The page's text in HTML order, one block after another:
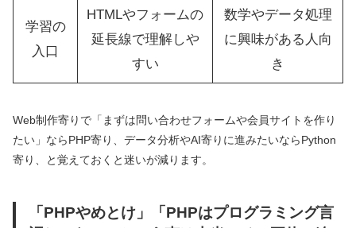
学習の
入口
HTMLやフォームの
延長線で理解しや
すい
数学やデータ処理
に興味がある人向
き
Web制作寄りで「まずは問い合わせフォームや会員サイトを作り
たい」ならPHP寄り、データ分析やAI寄りに進みたいならPython
寄り、と覚えておくと迷いが減ります。
「PHPやめとけ」「PHPはプログラミング言